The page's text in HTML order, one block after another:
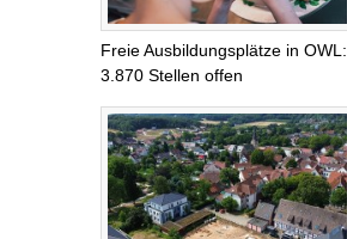
Freie Ausbildungsplätze in OWL:
3.870 Stellen offen